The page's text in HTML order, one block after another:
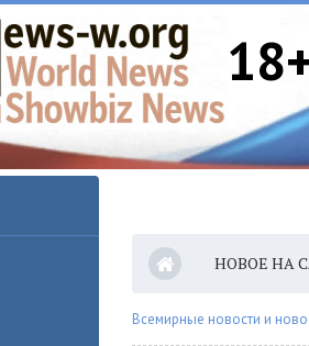
НОВОЕ НА
Всемирные новости и